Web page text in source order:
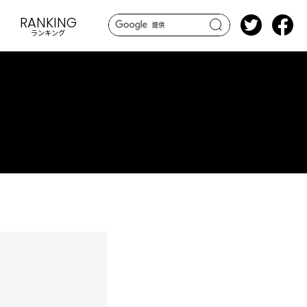
search
RANKING
ランキング